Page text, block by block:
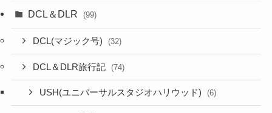
DCL＆DLR (99)
DCL(マジック号) (32)
DCL＆DLR旅行記 (74)
USH(ユニバーサルスタジオハリウッド) (6)